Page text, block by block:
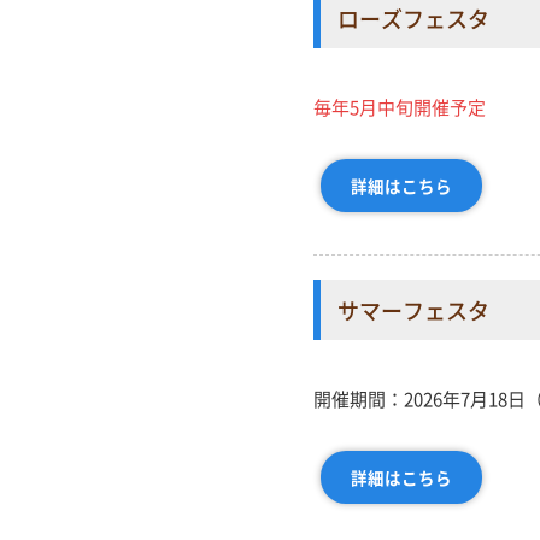
ローズフェスタ
毎年5月中旬開催予定
詳細はこちら
サマーフェスタ
開催期間：2026年7月18日
詳細はこちら